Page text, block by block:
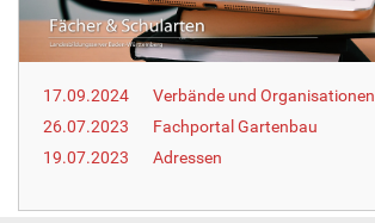
h
e
r
:
17.09.2024
Verbände und Organisationen
26.07.2023
Fachportal Gartenbau
19.07.2023
Adressen